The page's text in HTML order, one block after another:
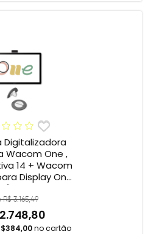
Digitalizadora
Wacom One ,
14 + Wacom
Display One
ACK649Z
R$ 3.165,49
no cartão